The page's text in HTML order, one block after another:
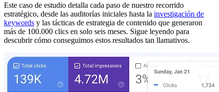
Este caso de estudio detalla cada paso de nuestro recorrido
estratégico, desde las auditorías iniciales hasta la investigación de
keywords y las tácticas de estrategia de contenido que generaron
más de 100.000 clics en solo seis meses. Sigue leyendo para
descubrir cómo conseguimos estos resultados tan llamativos.